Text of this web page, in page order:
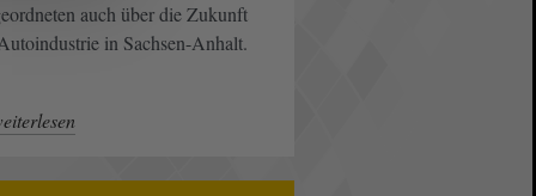
auch über die Zukunft
in Sachsen-Anhalt.